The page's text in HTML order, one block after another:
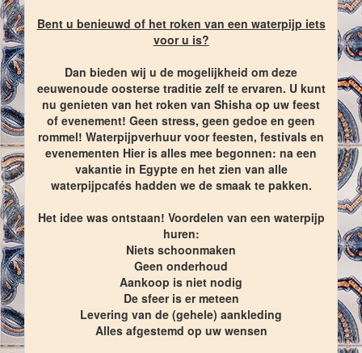
Bent u benieuwd of het roken van een waterpijp iets
voor u is?
Dan bieden wij u de mogelijkheid om deze
eeuwenoude oosterse traditie zelf te ervaren. U kunt
nu genieten van het roken van Shisha op uw feest
of evenement! Geen stress, geen gedoe en geen
rommel! Waterpijpverhuur voor feesten, festivals en
evenementen Hier is alles mee begonnen: na een
vakantie in Egypte en het zien van alle
waterpijpcafés hadden we de smaak te pakken.
Het idee was ontstaan! Voordelen van een waterpijp
huren:
Niets schoonmaken
Geen onderhoud
Aankoop is niet nodig
De sfeer is er meteen
Levering van de (gehele) aankleding
Alles afgestemd op uw wensen